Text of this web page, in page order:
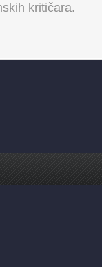
kritičara.